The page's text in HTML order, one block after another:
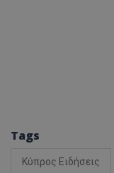
Tags
Κύπρος Ειδήσεις